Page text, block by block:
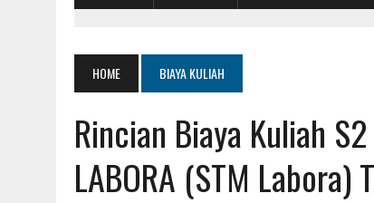
HOME BIAYA KULIAH
Rincian Biaya Kuliah
LABORA (STM